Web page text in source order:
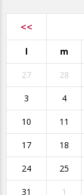
<<
l m
27 28
3 4
10 11
17 18
24 25
31 1